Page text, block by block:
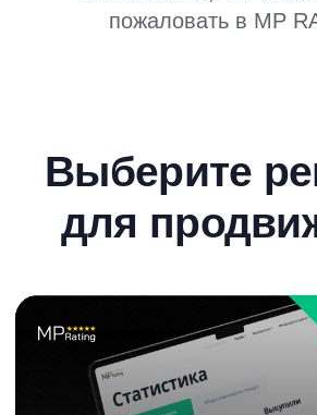
по самовыкупам
с соблюдением
Поможем выстроить процесс выкупов и
отзывов так, чтобы он соответствовал
новым требованиям закона.
решение для легальной работы
Срочное решение